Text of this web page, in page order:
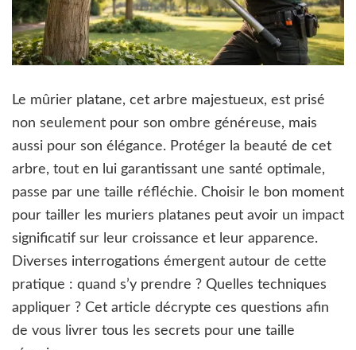
Le mûrier platane, cet arbre majestueux, est prisé
non seulement pour son ombre généreuse, mais
aussi pour son élégance. Protéger la beauté de cet
arbre, tout en lui garantissant une santé optimale,
passe par une taille réfléchie. Choisir le bon moment
pour tailler les muriers platanes peut avoir un impact
significatif sur leur croissance et leur apparence.
Diverses interrogations émergent autour de cette
pratique : quand s’y prendre ? Quelles techniques
appliquer ? Cet article décrypte ces questions afin
de vous livrer tous les secrets pour une taille